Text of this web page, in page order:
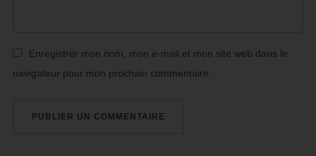
Enregistrer mon nom, mon e-mail et mon site web dans le
navigateur pour mon prochain commentaire.